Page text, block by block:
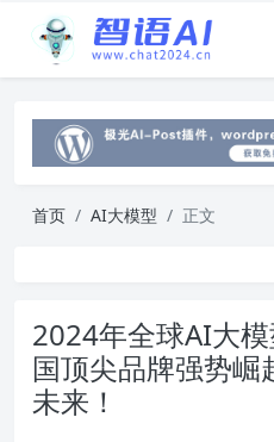
首页 AI大模型 正文
2024年全球AI大
国顶尖品牌强势崛
未来！